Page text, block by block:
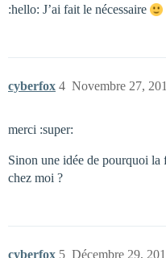
:hello: J’ai fait le nécessaire
cyberfox Novembre 27,
4
merci :super:
Sinon une idée de pourquoi la
chez moi ?
cyberfox Décembre 29,
5